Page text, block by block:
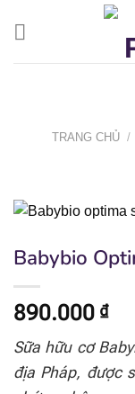
TRANG CHỦ /
Babybio
890.000 ₫
Sữa hữu cơ
địa Pháp, được